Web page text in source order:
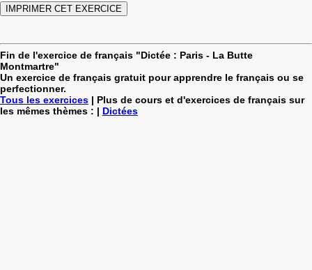
Fin de l'exercice de français "Dictée : Paris - La Butte
Montmartre"
Un exercice de français gratuit pour apprendre le français ou se
perfectionner.
Tous les exercices | Plus de cours et d'exercices de français sur
les mêmes thèmes : | Dictées